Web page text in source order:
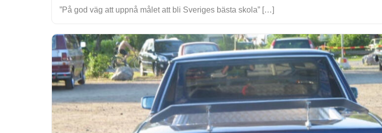
”På god väg att uppnå målet att bli Sveriges bästa skola” […]